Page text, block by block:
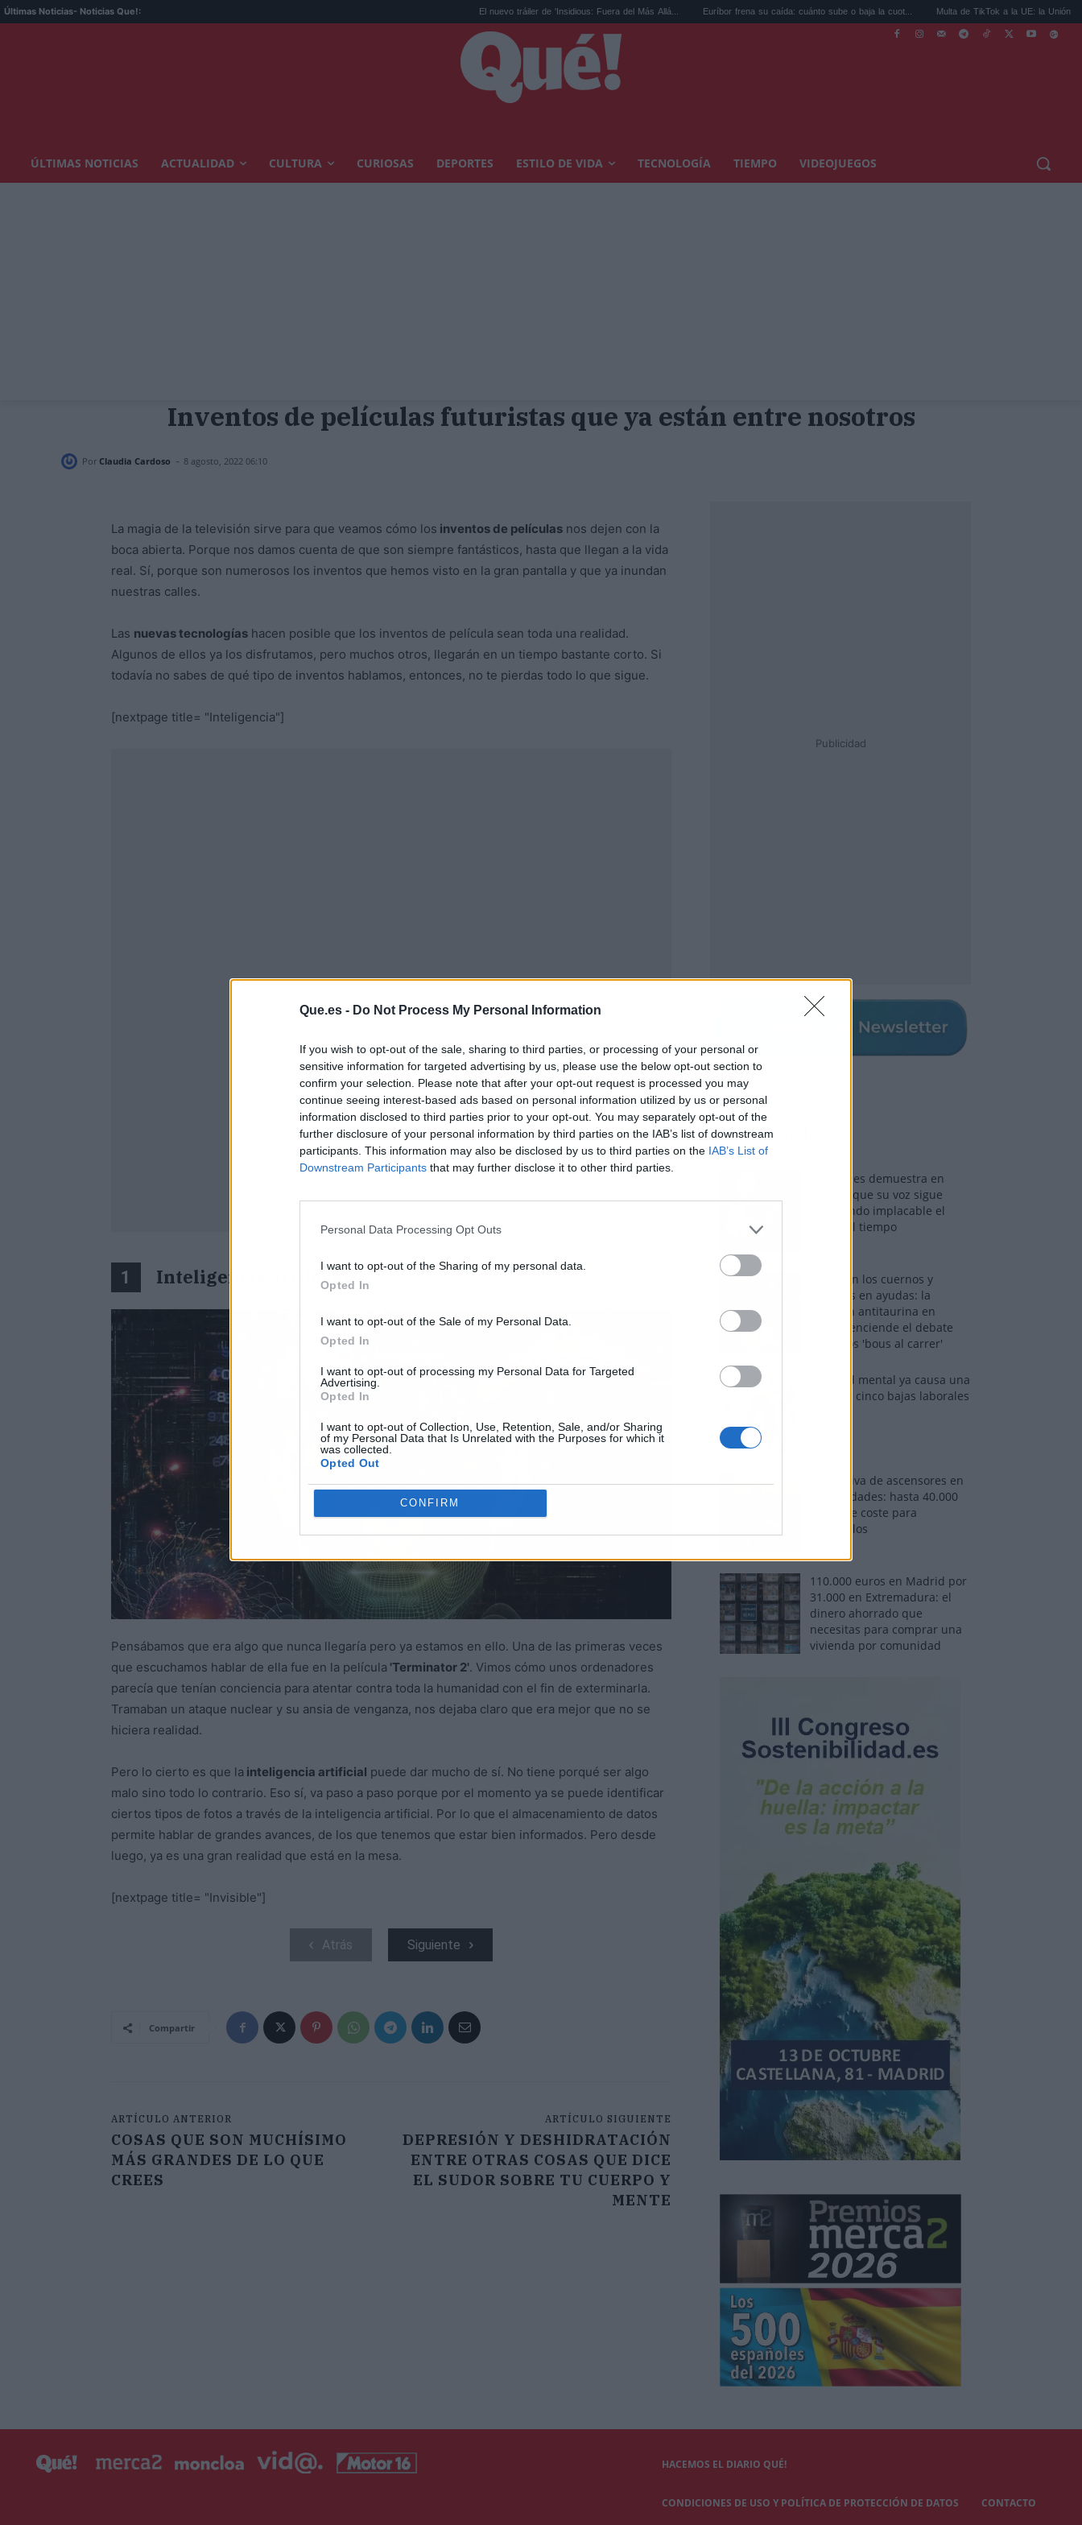
Que.es - Do Not Process My Personal Information
If you wish to opt-out of the sale, sharing to third parties, or processing of your personal or
sensitive information for targeted advertising by us, please use the below opt-out section to
confirm your selection. Please note that after your opt-out request is processed you may
continue seeing interest-based ads based on personal information utilized by us or personal
information disclosed to third parties prior to your opt-out. You may separately opt-out of the
further disclosure of your personal information by third parties on the IAB’s list of downstream
participants. This information may also be disclosed by us to third parties on the IAB’s List of
Downstream Participants that may further disclose it to other third parties.
Personal Data Processing Opt Outs
I want to opt-out of the Sharing of my personal data.
Opted In
I want to opt-out of the Sale of my Personal Data.
Opted In
I want to opt-out of processing my Personal Data for Targeted
Advertising.
Opted In
I want to opt-out of Collection, Use, Retention, Sale, and/or Sharing
of my Personal Data that Is Unrelated with the Purposes for which it
was collected.
Opted Out
CONFIRM
Últimas Noticias- Noticias Que!: El nuevo tráiler de 'Insidious: Fuera del Más Allá... Euríbor frena su caída: cuánto sube o baja la cuot... Multa de TikTok a la UE: la Unión Europea
ÚLTIMAS NOTICIAS ACTUALIDAD CULTURA CURIOSAS DEPORTES ESTILO DE VIDA TECNOLOGÍA TIEMPO VIDEOJUEGOS
Inventos de películas futuristas que ya están entre nosotros
Por Claudia Cardoso - 8 agosto, 2022 06:10
La magia de la televisión sirve para que veamos cómo los inventos de películas nos dejen con la
boca abierta. Porque nos damos cuenta de que son siempre fantásticos, hasta que llegan a la vida
real. Sí, porque son numerosos los inventos que hemos visto en la gran pantalla y que ya inundan
nuestras calles.
Las nuevas tecnologías hacen posible que los inventos de película sean toda una realidad.
Algunos de ellos ya los disfrutamos, pero muchos otros, llegarán en un tiempo bastante corto. Si
todavía no sabes de qué tipo de inventos hablamos, entonces, no te pierdas todo lo que sigue.
[nextpage title= "Inteligencia"]
1 Inteligencia artificial
Pensábamos que era algo que nunca llegaría pero ya estamos en ello. Una de las primeras veces
que escuchamos hablar de ella fue en la película 'Terminator 2'. Vimos cómo unos ordenadores
parecía que tenían conciencia para atentar contra toda la humanidad con el fin de exterminarla.
Tramaban un ataque nuclear y su ansia de venganza, nos dejaba claro que era mejor que no se
hiciera realidad.
Pero lo cierto es que la inteligencia artificial puede dar mucho de sí. No tiene porqué ser algo
malo sino todo lo contrario. Eso sí, va paso a paso porque por el momento ya se puede identificar
ciertos tipos de fotos a través de la inteligencia artificial. Por lo que el almacenamiento de datos
permite hablar de grandes avances, de los que tenemos que estar bien informados. Pero desde
luego, ya es una gran realidad que está en la mesa.
[nextpage title= "Invisible"]
Atrás Siguiente
Compartir
ARTÍCULO ANTERIOR
COSAS QUE SON MUCHÍSIMO
MÁS GRANDES DE LO QUE
CREES
ARTÍCULO SIGUIENTE
DEPRESIÓN Y DESHIDRATACIÓN
ENTRE OTRAS COSAS QUE DICE
EL SUDOR SOBRE TU CUERPO Y
MENTE
Publicidad
Los más vistos
Tom Jones demuestra en
Madrid que su voz sigue
desafiando implacable el
paso del tiempo
Fuego en los cuernos y
millones en ayudas: la
rebelión antitaurina en
Alfafar enciende el debate
sobre los 'bous al carrer'
La salud mental ya causa una
de cada cinco bajas laborales
Normativa de ascensores en
comunidades: hasta 40.000
euros de coste para
adaptarlos
110.000 euros en Madrid por
31.000 en Extremadura: el
dinero ahorrado que
necesitas para comprar una
vivienda por comunidad
HACEMOS EL DIARIO QUÉ!
CONDICIONES DE USO Y POLÍTICA DE PROTECCIÓN DE DATOS CONTACTO